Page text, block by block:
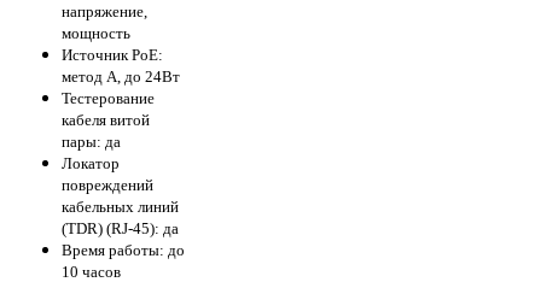
напряжение,
мощность
Источник PoE:
метод А, до 24Вт
Тестерование
кабеля витой
пары: да
Локатор
повреждений
кабельных линий
(TDR) (RJ-45): да
Время работы: до
10 часов